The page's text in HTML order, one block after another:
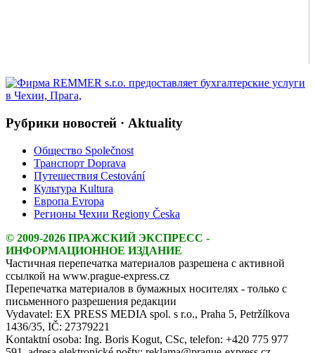
Рубрики новостей · Aktuality
Общество Společnost
Транспорт Doprava
Путешествия Cestování
Культура Kultura
Европа Evropa
Регионы Чехии Regiony Česka
© 2009-2026 ПРАЖСКИЙ ЭКСПРЕСС -
ИНФОРМАЦИОННОЕ ИЗДАНИЕ
Частичная перепечатка материалов разрешена с активной
ссылкой на www.prague-express.cz
Перепечатка материалов в бумажных носителях - только с
письменного разрешения редакции
Vydavatel: EX PRESS MEDIA spol. s r.o., Praha 5, Petržílkova
1436/35, IČ: 27379221
Kontaktní osoba: Ing. Boris Kogut, CSc, telefon: +420 775 977